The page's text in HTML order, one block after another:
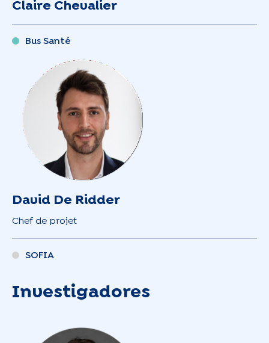
Claire Chevalier
Bus Santé
David De Ridder
Chef de projet
SOFIA
Investigadores